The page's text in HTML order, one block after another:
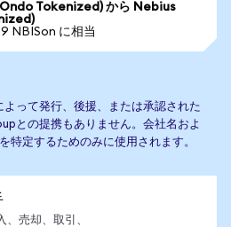
Tokenized) から Nebius
NBISon に相当
って発行、後援、または承認された
との提携もありません。会社名およ
特定するためのみに使用されます。
売却、取引、